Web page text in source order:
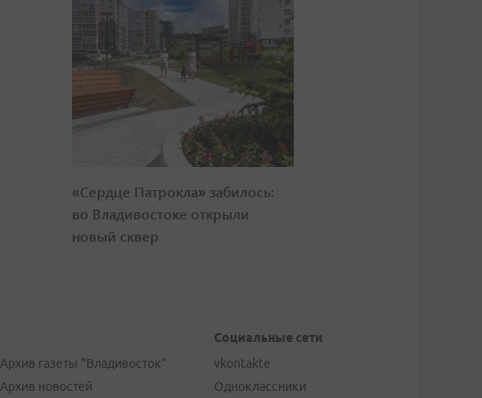
«Сердце Патрокла» забилось:
во Владивостоке открыли
новый сквер
Архив газеты "Владивосток"
Архив новостей
Социальные сети
vkontakte
Одноклассники